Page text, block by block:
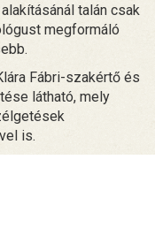
talán csak
megformáló
Fábri-szakértő és
látható, mely
is.